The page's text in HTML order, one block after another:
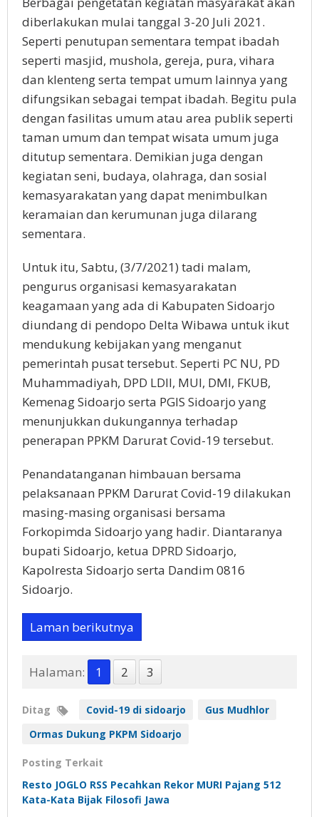
diberlakukan mulai tanggal 3-20 Juli 2021.
Seperti penutupan sementara tempat ibadah
seperti masjid, mushola, gereja, pura, vihara
dan klenteng serta tempat umum lainnya yang
difungsikan sebagai tempat ibadah. Begitu pula
dengan fasilitas umum atau area publik seperti
taman umum dan tempat wisata umum juga
ditutup sementara. Demikian juga dengan
kegiatan seni, budaya, olahraga, dan sosial
kemasyarakatan yang dapat menimbulkan
keramaian dan kerumunan juga dilarang
sementara.
Untuk itu, Sabtu, (3/7/2021) tadi malam,
pengurus organisasi kemasyarakatan
keagamaan yang ada di Kabupaten Sidoarjo
diundang di pendopo Delta Wibawa untuk ikut
mendukung kebijakan yang menganut
pemerintah pusat tersebut. Seperti PC NU, PD
Muhammadiyah, DPD LDII, MUI, DMI, FKUB,
Kemenag Sidoarjo serta PGIS Sidoarjo yang
menunjukkan dukungannya terhadap
penerapan PPKM Darurat Covid-19 tersebut.
Penandatanganan himbauan bersama
pelaksanaan PPKM Darurat Covid-19 dilakukan
masing-masing organisasi bersama
Forkopimda Sidoarjo yang hadir. Diantaranya
bupati Sidoarjo, ketua DPRD Sidoarjo,
Kapolresta Sidoarjo serta Dandim 0816
Sidoarjo.
Laman berikutnya
Halaman: 1 2 3
Ditag Covid-19 di sidoarjo
Gus Mudhlor
Ormas Dukung PKPM Sidoarjo
Posting Terkait
Resto JOGLO RSS Pecahkan Rekor MURI Pajang 512
Kata-Kata Bijak Filosofi Jawa